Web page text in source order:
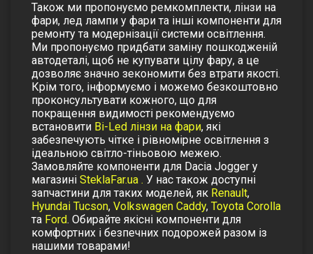
Також ми пропонуємо ремкомплекти, лінзи на
фари, лед лампи у фари та інші компоненти для
ремонту та модернізації системи освітлення.
Ми пропонуємо придбати заміну пошкодженій
автодеталі, щоб не купувати цілу фару, а це
дозволяє значно зекономити без втрати якості.
Крім того, інформуємо і можемо безкоштовно
проконсультувати кожного, що для
покращення видимості рекомендуємо
встановити Bi-Led лінзи на фари, які
забезпечують чітке і рівномірне освітлення з
ідеальною світло-тіньовою межею.
Замовляйте компоненти для Dacia Jogger у
магазині SteklaFar.ua . У нас також доступні
запчастини для таких моделей, як Renault,
Hyundai Tucson, Volkswagen Caddy, Toyota Corolla
та Ford. Обирайте якісні компоненти для
комфортних і безпечних подорожей разом із
нашими товарами!